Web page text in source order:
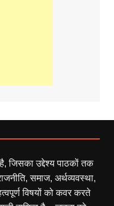
है, जिसका उद्देश्य पाठकों तक
समाज, अर्थव्यवस्था,
विषयों को कवर करते